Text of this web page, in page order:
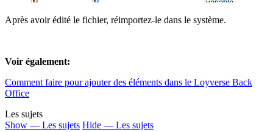
Après avoir édité le fichier, réimportez-le dans le système.
Voir également:
Comment faire pour ajouter des éléments dans le Loyverse Back
Office
Les sujets
Show — Les sujets Hide — Les sujets